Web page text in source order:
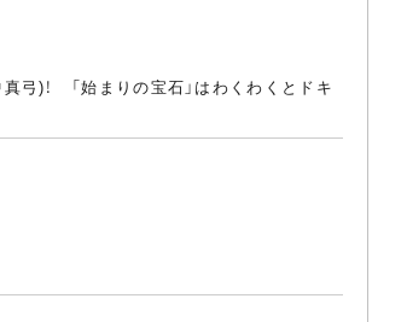
弓)！ 「始まりの宝石」はわくわくとドキ